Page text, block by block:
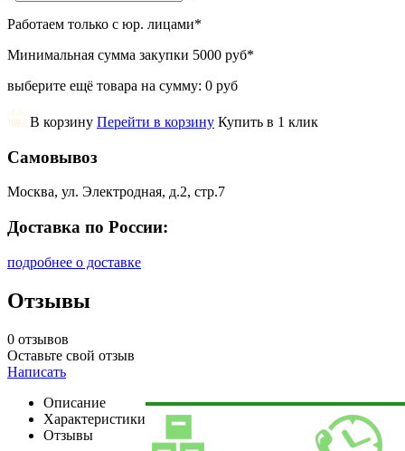
Работаем только с юр. лицами*
Минимальная сумма закупки 5000 руб*
выберите ещё товара на сумму: 0 руб
В корзину Перейти в корзину Купить в 1 клик
Самовывоз
Москва, ул. Электродная, д.2, стр.7
Доставка по России:
подробнее о доставке
Отзывы
0 отзывов
Оставьте свой отзыв
Написать
Описание
Характеристики
Отзывы